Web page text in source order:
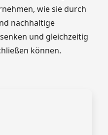
wie sie durch
nachhaltige
und gleichzeitig
können.